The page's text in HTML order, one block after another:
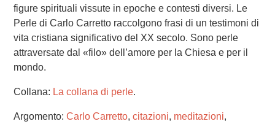
figure spirituali vissute in epoche e contesti diversi. Le
Perle di Carlo Carretto raccolgono frasi di un testimoni di
vita cristiana significativo del XX secolo. Sono perle
attraversate dal «filo» dell’amore per la Chiesa e per il
mondo.
Collana: La collana di perle.
Argomento: Carlo Carretto, citazioni, meditazioni,